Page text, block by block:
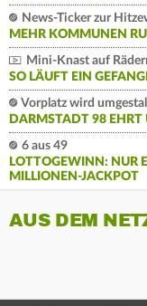
News-Ticker zur
MEHR KOMMUNEN
Mini-Knast auf
SO LÄUFT EIN
Vorplatz wird
DARMSTADT 98 EHRT
6 aus 49
LOTTOGEWINN: NUR
MILLIONEN-JACKPOT
AUS DEM